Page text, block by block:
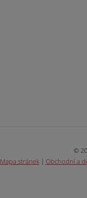
©
Mapa stránek| Obchodní a